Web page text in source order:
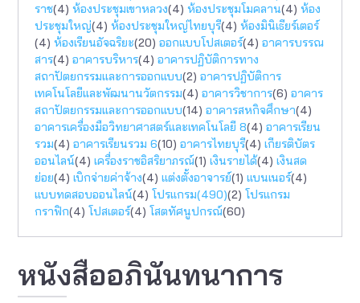
ราช(4) ห้องประชุมเขาหลวง(4) ห้องประชุมโมคลาน(4) ห้อง
ประชุมใหญ่(4) ห้องประชุมใหญ่ไทยบุรี(4) ห้องมินิเธียร์เตอร์
(4) ห้องเรียนอัจฉริยะ(20) ออกแบบโปสเตอร์(4) อาคารบรรณ
สาร(4) อาคารบริหาร(4) อาคารปฏิบัติการทาง
สถาปัตยกรรมเเละการออกแบบ(2) อาคารปฏิบัติการ
เทคโนโลยีและพัฒนานวัตกรรม(4) อาคารวิชาการ(6) อาคาร
สถาปัตยกรรมและการออกแบบ(14) อาคารสหกิจศึกษา(4)
อาคารเครื่องมือวิทยาศาสตร์และเทคโนโลยี 8(4) อาคารเรียน
รวม(4) อาคารเรียนรวม 6(10) อาคารไทยบุรี(4) เกียรติบัตร
ออนไลน์(4) เครื่องราชอิสริยาภรณ์(1) เงินรายได้(4) เงินสด
ย่อย(4) เบิกจ่ายค่าจ้าง(4) แต่งตั้งอาจารย์(1) แบนเนอร์(4)
แบบทดสอบออนไลน์(4) โปรแกรม(490)(2) โปรแกรม
กราฟิก(4) โปสเตอร์(4) โสตทัศนูปกรณ์(60)
หนังสืออภินันทนาการ